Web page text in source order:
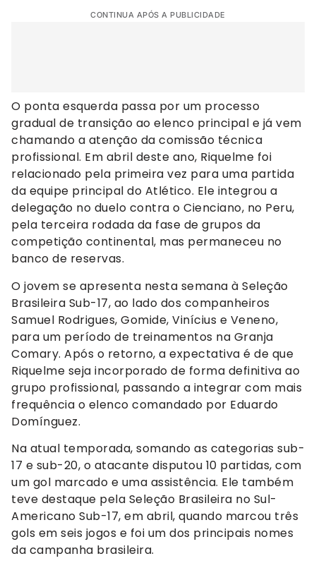
CONTINUA APÓS A PUBLICIDADE
O ponta esquerda passa por um processo
gradual de transição ao elenco principal e já vem
chamando a atenção da comissão técnica
profissional. Em abril deste ano, Riquelme foi
relacionado pela primeira vez para uma partida
da equipe principal do Atlético. Ele integrou a
delegação no duelo contra o Cienciano, no Peru,
pela terceira rodada da fase de grupos da
competição continental, mas permaneceu no
banco de reservas.
O jovem se apresenta nesta semana à Seleção
Brasileira Sub-17, ao lado dos companheiros
Samuel Rodrigues, Gomide, Vinícius e Veneno,
para um período de treinamentos na Granja
Comary. Após o retorno, a expectativa é de que
Riquelme seja incorporado de forma definitiva ao
grupo profissional, passando a integrar com mais
frequência o elenco comandado por Eduardo
Domínguez.
Na atual temporada, somando as categorias sub-
17 e sub-20, o atacante disputou 10 partidas, com
um gol marcado e uma assistência. Ele também
teve destaque pela Seleção Brasileira no Sul-
Americano Sub-17, em abril, quando marcou três
gols em seis jogos e foi um dos principais nomes
da campanha brasileira.